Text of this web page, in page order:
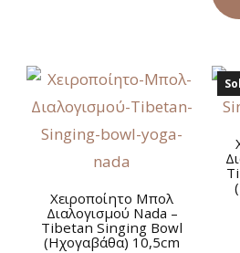
Χειροποίητο Μπολ
Διαλογισμού Νada –
Tibetan Singing Bowl
(Ηχογαβάθα) 10,5cm